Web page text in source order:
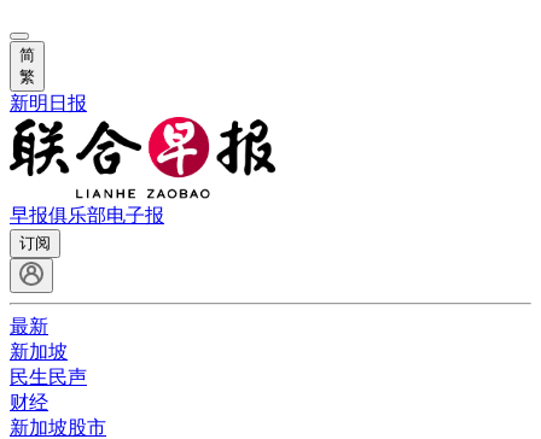
简
繁
新明日报
早报俱乐部电子报
订阅
最新
新加坡
民生民声
财经
新加坡股市